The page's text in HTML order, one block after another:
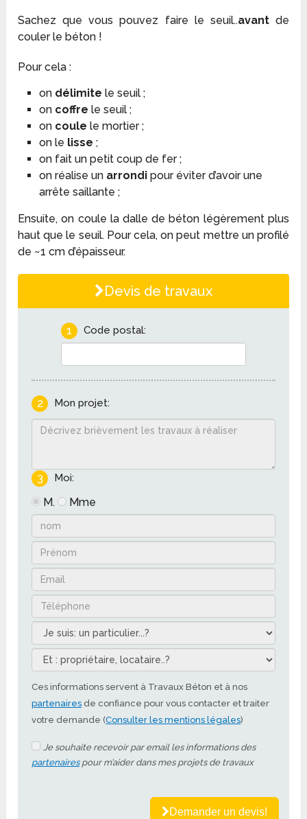
Sachez que vous pouvez faire le seuil..avantde
couler le béton !
Pour cela :
on délimite le seuil ;
on coffre le seuil ;
on coule le mortier ;
on le lisse ;
on fait un petit coup de fer ;
on réalise un arrondipour éviter d’avoir une
arrête saillante ;
Ensuite, on coule la dalle de béton légèrement plus
haut que le seuil. Pour cela, on peut mettre un profilé
de ~1 cm d’épaisseur.
Devis de travaux
1 Code postal:
2 Mon projet:
3 Moi:
M. Mme
Ces informations servent à Travaux Béton et à nos
partenaires de confiance pour vous contacter et traiter
votre demande (Consulter les mentions légales)
Je souhaite recevoir par email les informations des
partenairespour m’aider dans mes projets de travaux
Demander un devis!